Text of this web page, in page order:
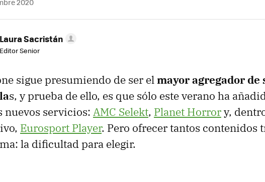
Laura Sacristán
Editor Senior
sigue presumiendo de ser el mayor agregador de
s, y prueba de ello, es que sólo este verano ha
nuevos servicios: AMC Selekt, Planet Horrory,
Eurosport Player. Pero ofrecer tantos contenidos
la dificultad para elegir.